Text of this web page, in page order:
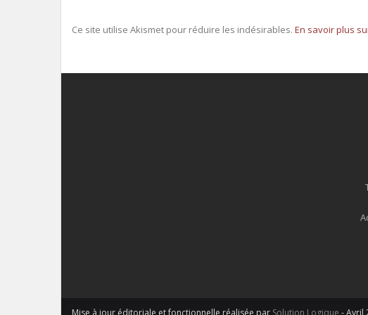
Ce site utilise Akismet pour réduire les indésirables. En savoir plus
Mise à jour éditoriale et fonctionnelle réalisée par Solution Logique - Avril